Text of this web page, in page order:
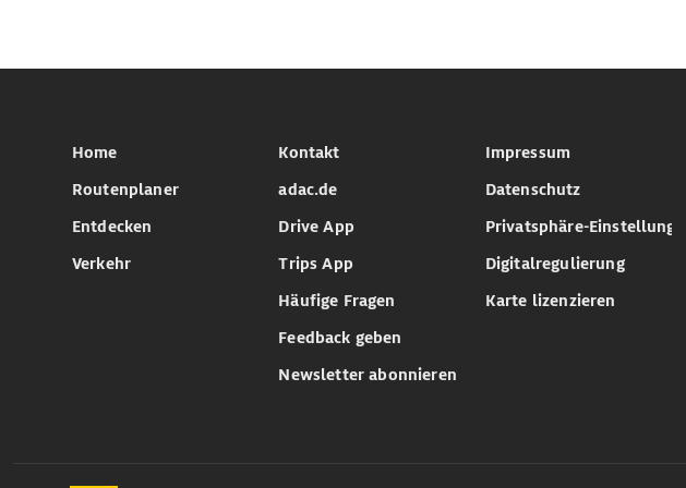
Home
Routenplaner
Entdecken
Verkehr
Kontakt
adac.de
Drive App
Trips App
Häufige Fragen
Feedback geben
Newsletter abonnieren
Impressum
Datenschutz
Privatsphäre-Einstellungen
Digitalregulierung
Karte lizenzieren